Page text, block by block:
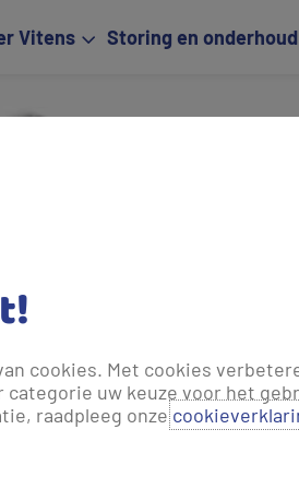
Vitens Storing en onderhoud
cookies. Met cookies
uw keuze voor het
raadpleeg onze